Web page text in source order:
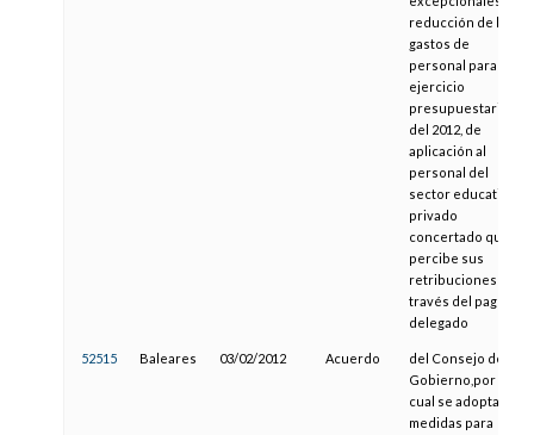
reducción de los
gastos de
personal para el
ejercicio
presupuestario
del 2012, de
aplicación al
personal del
sector educativo
privado
concertado que
percibe sus
retribuciones a
través del pago
delegado
52515 Baleares 03/02/2012 Acuerdo
del Consejo de
Gobierno,por el
cual se adoptan
medidas para